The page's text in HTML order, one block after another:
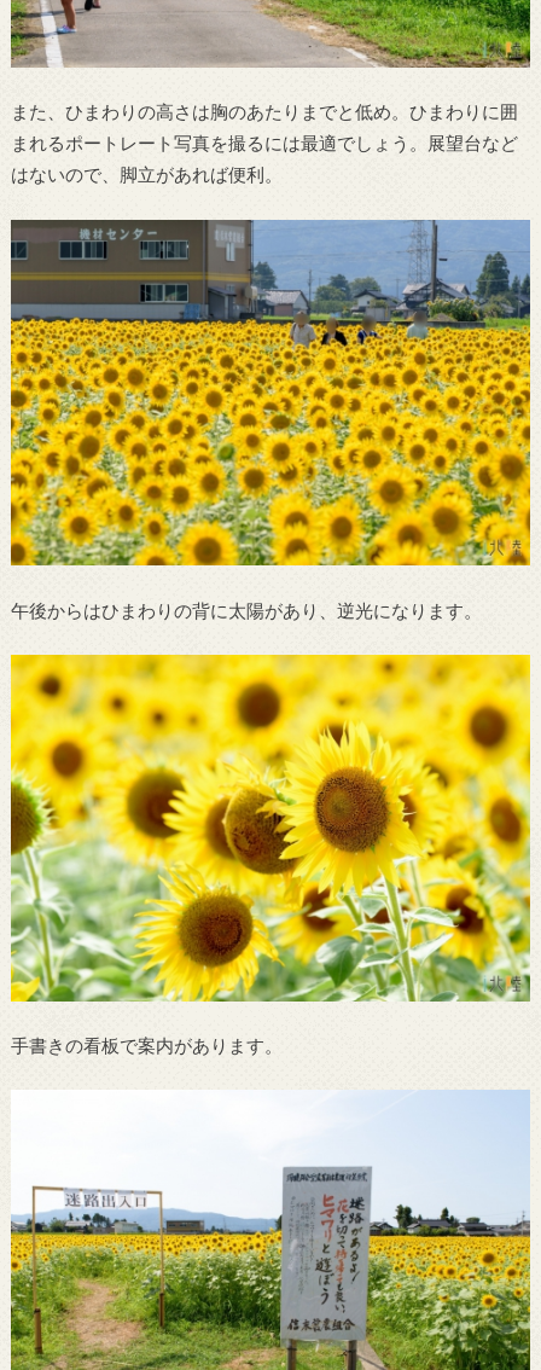
また、ひまわりの高さは胸のあたりまでと低め。ひまわりに囲
まれるポートレート写真を撮るには最適でしょう。展望台など
はないので、脚立があれば便利。
午後からはひまわりの背に太陽があり、逆光になります。
手書きの看板で案内があります。